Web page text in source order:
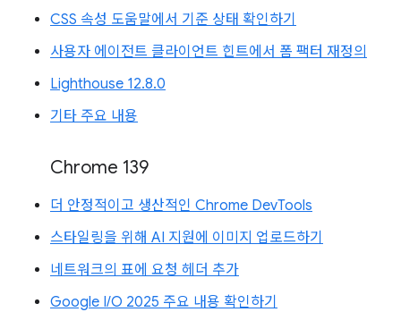
CSS 속성 도움말에서 기준 상태 확인하기
사용자 에이전트 클라이언트 힌트에서 폼 팩터 재정의
Lighthouse 12.8.0
기타 주요 내용
Chrome 139
더 안정적이고 생산적인 Chrome DevTools
스타일링을 위해 AI 지원에 이미지 업로드하기
네트워크의 표에 요청 헤더 추가
Google I/O 2025 주요 내용 확인하기